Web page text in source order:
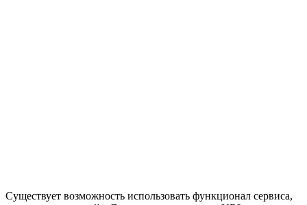
Существует возможность использовать функционал сервиса,